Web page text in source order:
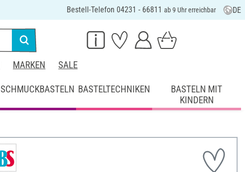
Bestell-Telefon 04231 - 66811 ab 9 Uhr erreichbar DE
MARKEN SALE
SCHMUCKBASTELN BASTELTECHNIKEN
BASTELN MIT
KINDERN